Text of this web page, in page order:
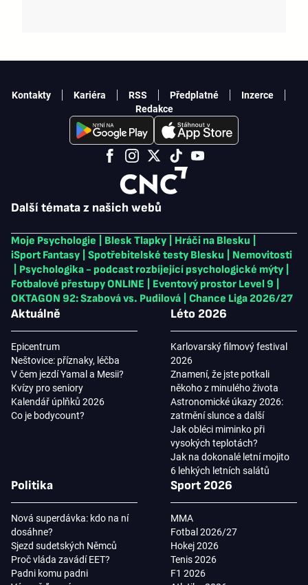
Další témata z našich webů
Moje Psychologie Blesk Tlapky Hráči na Blesku
iSport Fantasy
Spotřebitelské testy Blesku
Nemovitosti
Psychologika - podcast rozbíjející psychologické mýty
Fotbalové přestupy ONLINE
Eventový prostor Level 9
OKTAGON 92: Szabová vs. Pudilová
Chance Liga 2026/27
Aktuálně
Epicentrum
Neštovice: příznaky, léčba
V čem jezdí Yamal a Mesii?
Kvízy pro seniory
Kalendář úplňků 2026
Co je bodycount?
Léto 2026
Karlovarský filmový festival
2026
Znamení, že jste potkali
někoho z minulého života
Astronomické úkazy 2026:
zatmění slunce a další
Jak obléci miminko při
vysokých teplotách?
Jak na dokonalé letní mojito
6 lehkých letních salátů
Politika
Nová superdávka: kdo na ní
dosáhne?
Sjezd sudetských Němců
Proč vláda zavádí EET?
Padni komu padni
Sport 2026
MMA
Fotbal 2026/27
Hokej 2026
Tenis 2026
F1 2026
Kontakty Kariéra RSS Předplatné
Inzerce
Redakce